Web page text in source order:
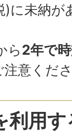
)に未納
ら2年で
注意くだ
利用す